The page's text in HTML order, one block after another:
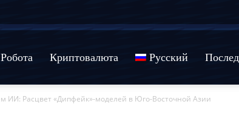
Робота Криптовалюта Русский
ИИ: Расцвет «Дипфейк»-моделей в Юго-Восточной Азии